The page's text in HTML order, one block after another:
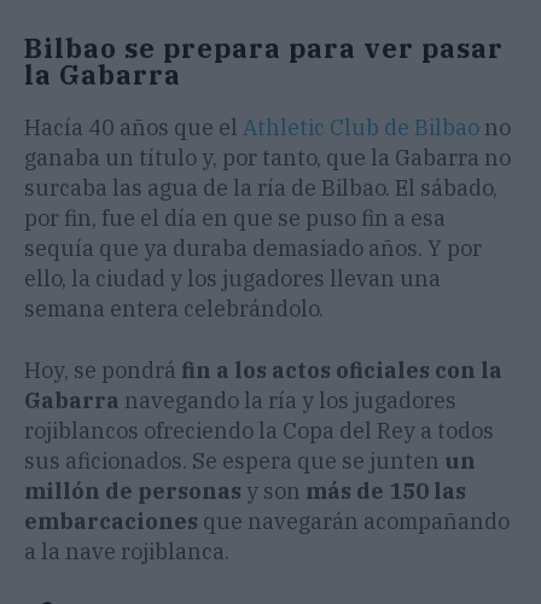
Bilbao se prepara para ver pasar
la Gabarra
Hacía 40 años que el Athletic Club de Bilbao no
ganaba un título y, por tanto, que la Gabarra no
surcaba las agua de la ría de Bilbao. El sábado,
por fin, fue el día en que se puso fin a esa
sequía que ya duraba demasiado años. Y por
ello, la ciudad y los jugadores llevan una
semana entera celebrándolo.
Hoy, se pondrá fin a los actos oficiales con la
Gabarra navegando la ría y los jugadores
rojiblancos ofreciendo la Copa del Rey a todos
sus aficionados. Se espera que se junten un
millón de personas y son más de 150 las
embarcaciones que navegarán acompañando
a la nave rojiblanca.